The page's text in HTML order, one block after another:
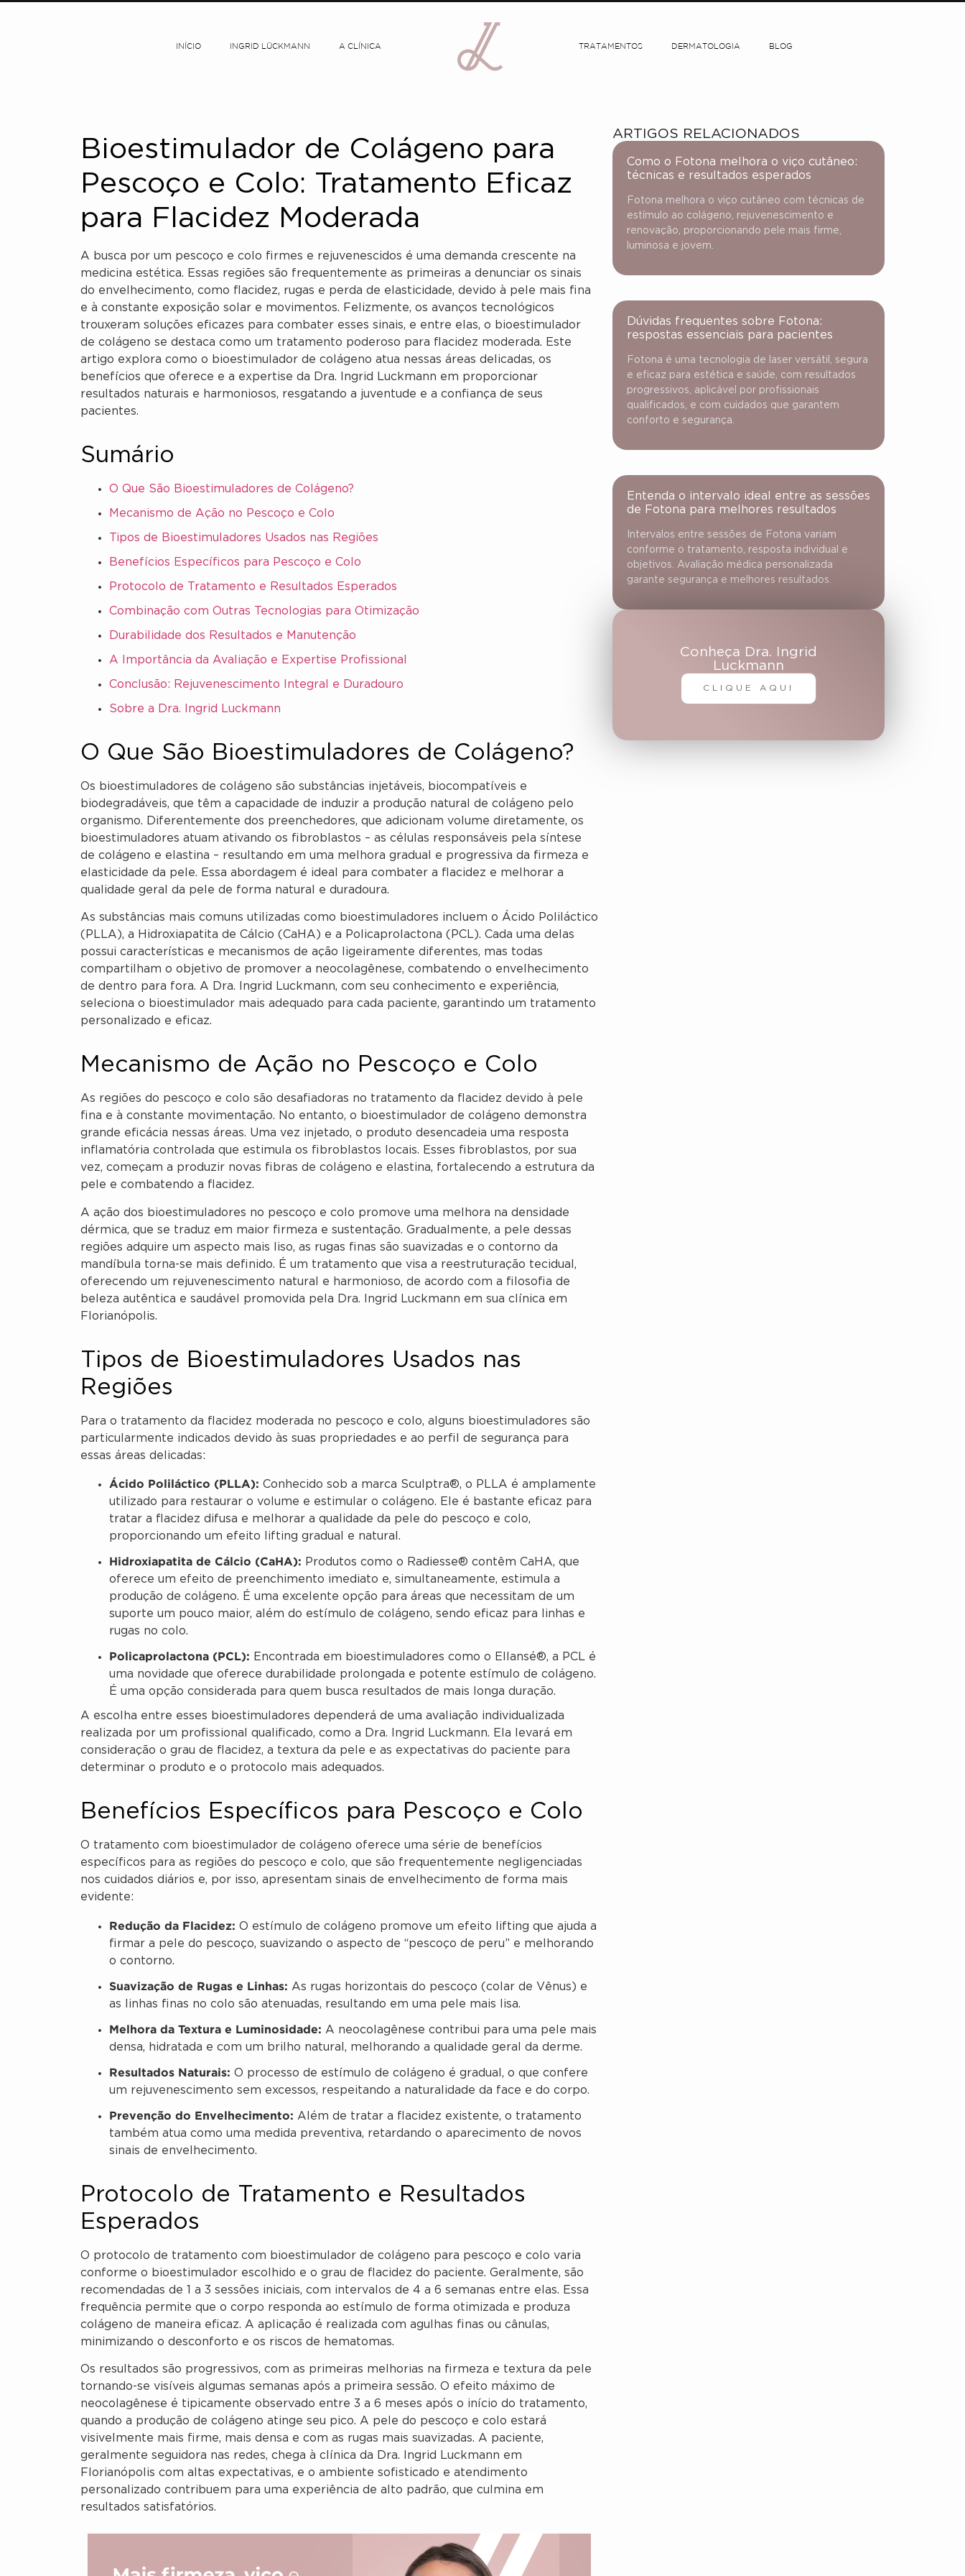
INÍCIO INGRID LÜCKMANN A CLÍNICA TRATAMENTOS DERMATOLOGIA BLOG
Bioestimulador de Colágeno para
Pescoço e Colo: Tratamento Eficaz
para Flacidez Moderada
A busca por um pescoço e colo firmes e rejuvenescidos é uma demanda crescente na
medicina estética. Essas regiões são frequentemente as primeiras a denunciar os sinais
do envelhecimento, como flacidez, rugas e perda de elasticidade, devido à pele mais fina
e à constante exposição solar e movimentos. Felizmente, os avanços tecnológicos
trouxeram soluções eficazes para combater esses sinais, e entre elas, o bioestimulador
de colágeno se destaca como um tratamento poderoso para flacidez moderada. Este
artigo explora como o bioestimulador de colágeno atua nessas áreas delicadas, os
benefícios que oferece e a expertise da Dra. Ingrid Luckmann em proporcionar
resultados naturais e harmoniosos, resgatando a juventude e a confiança de seus
pacientes.
Sumário
O Que São Bioestimuladores de Colágeno?
Mecanismo de Ação no Pescoço e Colo
Tipos de Bioestimuladores Usados nas Regiões
Benefícios Específicos para Pescoço e Colo
Protocolo de Tratamento e Resultados Esperados
Combinação com Outras Tecnologias para Otimização
Durabilidade dos Resultados e Manutenção
A Importância da Avaliação e Expertise Profissional
Conclusão: Rejuvenescimento Integral e Duradouro
Sobre a Dra. Ingrid Luckmann
O Que São Bioestimuladores de Colágeno?
Os bioestimuladores de colágeno são substâncias injetáveis, biocompatíveis e
biodegradáveis, que têm a capacidade de induzir a produção natural de colágeno pelo
organismo. Diferentemente dos preenchedores, que adicionam volume diretamente, os
bioestimuladores atuam ativando os fibroblastos – as células responsáveis pela síntese
de colágeno e elastina – resultando em uma melhora gradual e progressiva da firmeza e
elasticidade da pele. Essa abordagem é ideal para combater a flacidez e melhorar a
qualidade geral da pele de forma natural e duradoura.
As substâncias mais comuns utilizadas como bioestimuladores incluem o Ácido Poliláctico
(PLLA), a Hidroxiapatita de Cálcio (CaHA) e a Policaprolactona (PCL). Cada uma delas
possui características e mecanismos de ação ligeiramente diferentes, mas todas
compartilham o objetivo de promover a neocolagênese, combatendo o envelhecimento
de dentro para fora. A Dra. Ingrid Luckmann, com seu conhecimento e experiência,
seleciona o bioestimulador mais adequado para cada paciente, garantindo um tratamento
personalizado e eficaz.
Mecanismo de Ação no Pescoço e Colo
As regiões do pescoço e colo são desafiadoras no tratamento da flacidez devido à pele
fina e à constante movimentação. No entanto, o bioestimulador de colágeno demonstra
grande eficácia nessas áreas. Uma vez injetado, o produto desencadeia uma resposta
inflamatória controlada que estimula os fibroblastos locais. Esses fibroblastos, por sua
vez, começam a produzir novas fibras de colágeno e elastina, fortalecendo a estrutura da
pele e combatendo a flacidez.
A ação dos bioestimuladores no pescoço e colo promove uma melhora na densidade
dérmica, que se traduz em maior firmeza e sustentação. Gradualmente, a pele dessas
regiões adquire um aspecto mais liso, as rugas finas são suavizadas e o contorno da
mandíbula torna-se mais definido. É um tratamento que visa a reestruturação tecidual,
oferecendo um rejuvenescimento natural e harmonioso, de acordo com a filosofia de
beleza autêntica e saudável promovida pela Dra. Ingrid Luckmann em sua clínica em
Florianópolis.
Tipos de Bioestimuladores Usados nas
Regiões
Para o tratamento da flacidez moderada no pescoço e colo, alguns bioestimuladores são
particularmente indicados devido às suas propriedades e ao perfil de segurança para
essas áreas delicadas:
Ácido Poliláctico (PLLA): Conhecido sob a marca Sculptra®, o PLLA é amplamente
utilizado para restaurar o volume e estimular o colágeno. Ele é bastante eficaz para
tratar a flacidez difusa e melhorar a qualidade da pele do pescoço e colo,
proporcionando um efeito lifting gradual e natural.
Hidroxiapatita de Cálcio (CaHA): Produtos como o Radiesse® contêm CaHA, que
oferece um efeito de preenchimento imediato e, simultaneamente, estimula a
produção de colágeno. É uma excelente opção para áreas que necessitam de um
suporte um pouco maior, além do estímulo de colágeno, sendo eficaz para linhas e
rugas no colo.
Policaprolactona (PCL): Encontrada em bioestimuladores como o Ellansé®, a PCL é
uma novidade que oferece durabilidade prolongada e potente estímulo de colágeno.
É uma opção considerada para quem busca resultados de mais longa duração.
A escolha entre esses bioestimuladores dependerá de uma avaliação individualizada
realizada por um profissional qualificado, como a Dra. Ingrid Luckmann. Ela levará em
consideração o grau de flacidez, a textura da pele e as expectativas do paciente para
determinar o produto e o protocolo mais adequados.
Benefícios Específicos para Pescoço e Colo
O tratamento com bioestimulador de colágeno oferece uma série de benefícios
específicos para as regiões do pescoço e colo, que são frequentemente negligenciadas
nos cuidados diários e, por isso, apresentam sinais de envelhecimento de forma mais
evidente:
Redução da Flacidez: O estímulo de colágeno promove um efeito lifting que ajuda a
firmar a pele do pescoço, suavizando o aspecto de “pescoço de peru” e melhorando
o contorno.
Suavização de Rugas e Linhas: As rugas horizontais do pescoço (colar de Vênus) e
as linhas finas no colo são atenuadas, resultando em uma pele mais lisa.
Melhora da Textura e Luminosidade: A neocolagênese contribui para uma pele mais
densa, hidratada e com um brilho natural, melhorando a qualidade geral da derme.
Resultados Naturais: O processo de estímulo de colágeno é gradual, o que confere
um rejuvenescimento sem excessos, respeitando a naturalidade da face e do corpo.
Prevenção do Envelhecimento: Além de tratar a flacidez existente, o tratamento
também atua como uma medida preventiva, retardando o aparecimento de novos
sinais de envelhecimento.
Protocolo de Tratamento e Resultados
Esperados
O protocolo de tratamento com bioestimulador de colágeno para pescoço e colo varia
conforme o bioestimulador escolhido e o grau de flacidez do paciente. Geralmente, são
recomendadas de 1 a 3 sessões iniciais, com intervalos de 4 a 6 semanas entre elas. Essa
frequência permite que o corpo responda ao estímulo de forma otimizada e produza
colágeno de maneira eficaz. A aplicação é realizada com agulhas finas ou cânulas,
minimizando o desconforto e os riscos de hematomas.
Os resultados são progressivos, com as primeiras melhorias na firmeza e textura da pele
tornando-se visíveis algumas semanas após a primeira sessão. O efeito máximo de
neocolagênese é tipicamente observado entre 3 a 6 meses após o início do tratamento,
quando a produção de colágeno atinge seu pico. A pele do pescoço e colo estará
visivelmente mais firme, mais densa e com as rugas mais suavizadas. A paciente,
geralmente seguidora nas redes, chega à clínica da Dra. Ingrid Luckmann em
Florianópolis com altas expectativas, e o ambiente sofisticado e atendimento
personalizado contribuem para uma experiência de alto padrão, que culmina em
resultados satisfatórios.
ARTIGOS RELACIONADOS
Como o Fotona melhora o viço cutâneo:
técnicas e resultados esperados
Fotona melhora o viço cutâneo com técnicas de
estímulo ao colágeno, rejuvenescimento e
renovação, proporcionando pele mais firme,
luminosa e jovem.
Dúvidas frequentes sobre Fotona:
respostas essenciais para pacientes
Fotona é uma tecnologia de laser versátil, segura
e eficaz para estética e saúde, com resultados
progressivos, aplicável por profissionais
qualificados, e com cuidados que garantem
conforto e segurança.
Entenda o intervalo ideal entre as sessões
de Fotona para melhores resultados
Intervalos entre sessões de Fotona variam
conforme o tratamento, resposta individual e
objetivos. Avaliação médica personalizada
garante segurança e melhores resultados.
Conheça Dra. Ingrid
Luckmann
CLIQUE AQUI